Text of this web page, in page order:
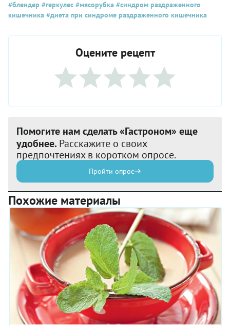
#блендер #геркулес #мясорубка #синдром раздраженного
кишечника #диета при синдроме раздраженного кишечника
Оцените рецепт
Помогите нам сделать «Гастроном» еще
удобнее. Расскажите о своих
предпочтениях в коротком опросе.
Пройти опрос
Похожие материалы